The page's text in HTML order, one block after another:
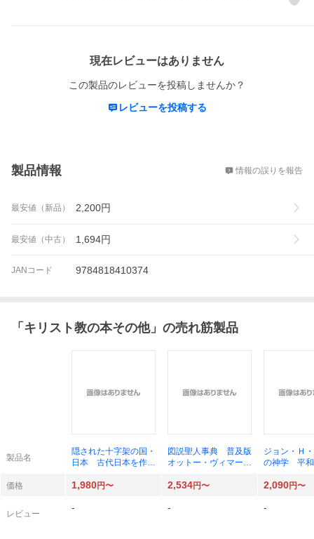
現在レビューはありません
この製品のレビューを投稿しませんか？
レビューを投稿する
製品情報 情報の誤りを報告
最安値（新品） 2,200円
最安値（中古） 1,694円
JANコード 9784818410374
「 キリスト教の本その他」の売れ筋製品
製品名
隠された十字架の国・
日本 古代日本を作っ
ト教 新装版 ケン・
ケン・ジョセフＪｒ．
図説聖人事典 普及版
オットー・ヴィマー／
ジョン・Ｈ
の神学 平和
ミッション
価格 1,980円〜 2,534円〜 2,090円〜
レビュー
- - -